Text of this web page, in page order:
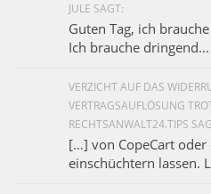
JULE SAGT:
Guten Tag, ich
Ich brauche dringend...
VERZICHT AUF DAS
VERTRAGSAUFLÖSUNG
RECHTSANWALT24.TIPS
[…] von CopeCart
einschüchtern lassen.